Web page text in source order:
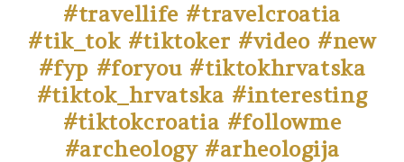
#travellife #travelcroatia
#tik_tok #tiktoker #video #new
#fyp #foryou #tiktokhrvatska
#tiktok_hrvatska #interesting
#tiktokcroatia #followme
#archeology #arheologija